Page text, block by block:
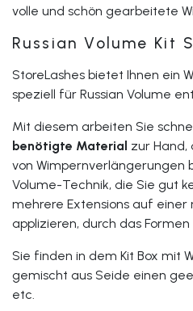
volle und schön gearbeitete
Russian Volume Kit
StoreLashes bietet Ihnen ein
speziell für Russian Volume
Mit diesem arbeiten Sie
benötigte Material zur Hand,
von Wimpernverlängerungen
Volume-Technik, die Sie gut
mehrere Extensions auf einer
applizieren, durch das
Sie finden in dem Kit Box mit
gemischt aus Seide einen
etc.